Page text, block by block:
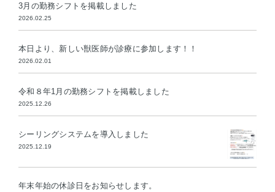
3月の勤務シフトを掲載しました
2026.02.25
本日より、新しい獣医師が診療に参加します！！
2026.02.01
令和８年1月の勤務シフトを掲載しました
2025.12.26
シーリングシステムを導入しました
2025.12.19
年末年始の休診日をお知らせします。